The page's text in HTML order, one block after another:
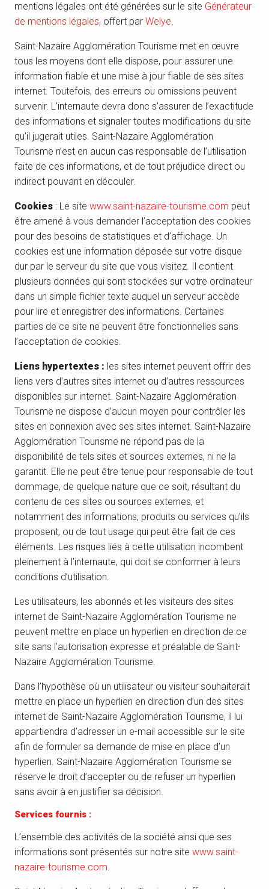
mentions légales ont été générées sur le site Générateur
de mentions légales, offert par Welye.
Saint-Nazaire Agglomération Tourisme met en œuvre
tous les moyens dont elle dispose, pour assurer une
information fiable et une mise à jour fiable de ses sites
internet. Toutefois, des erreurs ou omissions peuvent
survenir. L’internaute devra donc s’assurer de l’exactitude
des informations et signaler toutes modifications du site
qu’il jugerait utiles. Saint-Nazaire Agglomération
Tourisme n’est en aucun cas responsable de l’utilisation
faite de ces informations, et de tout préjudice direct ou
indirect pouvant en découler.
Cookies : Le site www.saint-nazaire-tourisme.com peut
être amené à vous demander l’acceptation des cookies
pour des besoins de statistiques et d’affichage. Un
cookies est une information déposée sur votre disque
dur par le serveur du site que vous visitez. Il contient
plusieurs données qui sont stockées sur votre ordinateur
dans un simple fichier texte auquel un serveur accède
pour lire et enregistrer des informations. Certaines
parties de ce site ne peuvent être fonctionnelles sans
l’acceptation de cookies.
Liens hypertextes : les sites internet peuvent offrir des
liens vers d’autres sites internet ou d’autres ressources
disponibles sur internet. Saint-Nazaire Agglomération
Tourisme ne dispose d’aucun moyen pour contrôler les
sites en connexion avec ses sites internet. Saint-Nazaire
Agglomération Tourisme ne répond pas de la
disponibilité de tels sites et sources externes, ni ne la
garantit. Elle ne peut être tenue pour responsable de tout
dommage, de quelque nature que ce soit, résultant du
contenu de ces sites ou sources externes, et
notamment des informations, produits ou services qu’ils
proposent, ou de tout usage qui peut être fait de ces
éléments. Les risques liés à cette utilisation incombent
pleinement à l’internaute, qui doit se conformer à leurs
conditions d’utilisation.
Les utilisateurs, les abonnés et les visiteurs des sites
internet de Saint-Nazaire Agglomération Tourisme ne
peuvent mettre en place un hyperlien en direction de ce
site sans l’autorisation expresse et préalable de Saint-
Nazaire Agglomération Tourisme.
Dans l’hypothèse où un utilisateur ou visiteur souhaiterait
mettre en place un hyperlien en direction d’un des sites
internet de Saint-Nazaire Agglomération Tourisme, il lui
appartiendra d’adresser un e-mail accessible sur le site
afin de formuler sa demande de mise en place d’un
hyperlien. Saint-Nazaire Agglomération Tourisme se
réserve le droit d’accepter ou de refuser un hyperlien
sans avoir à en justifier sa décision.
Services fournis :
L’ensemble des activités de la société ainsi que ses
informations sont présentés sur notre site www.saint-
nazaire-tourisme.com.